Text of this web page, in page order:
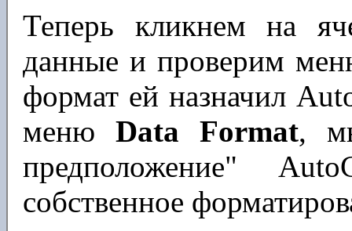
Теперь кликнем на
данные и проверим
формат ей назначил
менюData Format,
предположение"
собственное